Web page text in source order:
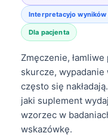
Interpretacyjo wyników
Dla pacjenta
Zmęczenie,
skurcze, wypadanie
często się
jaki suplement
wzorzec w
wskazówkę.